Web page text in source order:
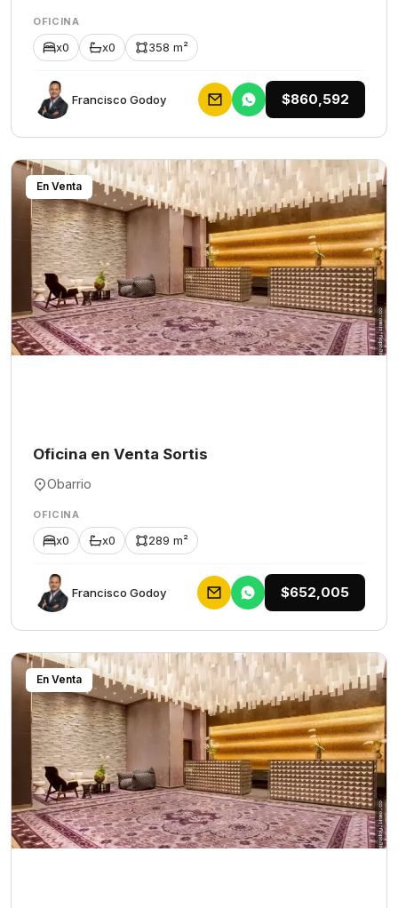
OFICINA
x0 x0 358 m²
Francisco Godoy $860,592
En Venta
Oficina en Venta Sortis
Obarrio
OFICINA
x0 x0 289 m²
Francisco Godoy $652,005
En Venta